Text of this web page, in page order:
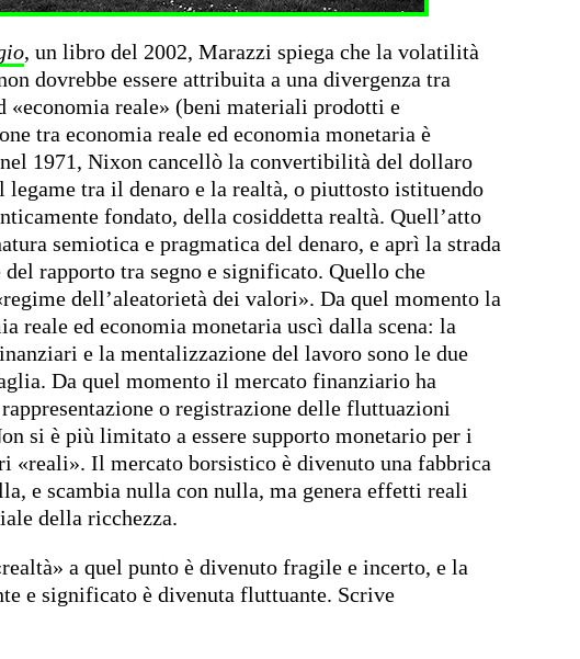
, un libro del 2002, Marazzi spiega che la volatilità
dovrebbe essere attribuita a una divergenza tra
«economia reale» (beni materiali prodotti e
tra economia reale ed economia monetaria è
nel 1971, Nixon cancellò la convertibilità del dollaro
legame tra il denaro e la realtà, o piuttosto istituendo
fondato, della cosiddetta realtà. Quell’atto
semiotica e pragmatica del denaro, e aprì la strada
rapporto tra segno e significato. Quello che
dell’aleatorietà dei valori». Da quel momento la
reale ed economia monetaria uscì dalla scena: la
e la mentalizzazione del lavoro sono le due
Da quel momento il mercato finanziario ha
rappresentazione o registrazione delle fluttuazioni
si è più limitato a essere supporto monetario per i
«reali». Il mercato borsistico è divenuto una fabbrica
e scambia nulla con nulla, ma genera effetti reali
della ricchezza.
a quel punto è divenuto fragile e incerto, e la
e significato è divenuta fluttuante. Scrive